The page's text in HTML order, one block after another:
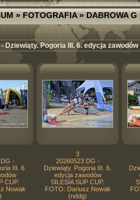
»FOTOGRAFIA»DABROWA G
Dziewiąty. Pogoria III. 6. edycja zawodów
-
III. 6.
CUP.
Nowak
3
20260523 DG -
Dziewiąty. Pogoria III. 6.
edycja zawodów
SILESIA SUP CUP.
FOTO: Dariusz Nowak
(nddg)